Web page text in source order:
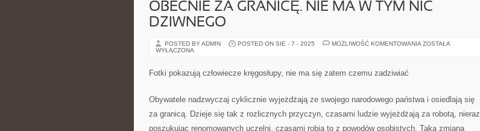
OBECNIE ZA GRANICĘ. NIE MA W TYM NIC
DZIWNEGO
POSTED BY ADMIN POSTED ON SIE - 7 - 2025 MOŻLIWOŚĆ KOMENTOWANIA CORAZ
NIE
MA
TYM
DZIWNEGO
ZOSTAŁA
WYŁĄCZONA
Fotki pokazują człowiecze kręgosłupy, nie ma się zatem czemu zadziwiać
Obywatele nadzwyczaj cyklicznie wyjeżdżają ze swojego narodowego państwa i osiedlają się
za granicą. Dzieje się tak z rozlicznych przyczyn, czasami ludzie wyjeżdżają za robotą, nieraz
poszukując renomowanych uczelni, czasami robią to z powodów osobistych. Taka zmiana